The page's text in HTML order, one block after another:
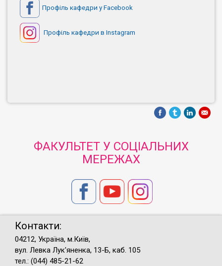
Профіль кафедри у Facebook
Профіль кафедри в Instagram
ФАКУЛЬТЕТ У СОЦІАЛЬНИХ
МЕРЕЖАХ
Контакти:
04212, Україна, м.Київ,
вул. Левка Лук'яненка, 13-Б, каб. 105
тел.: (044) 485-21-62